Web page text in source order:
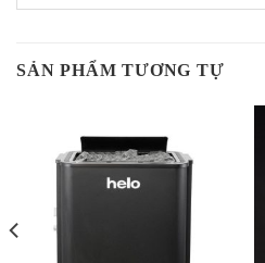
SẢN PHẨM TƯƠNG TỰ